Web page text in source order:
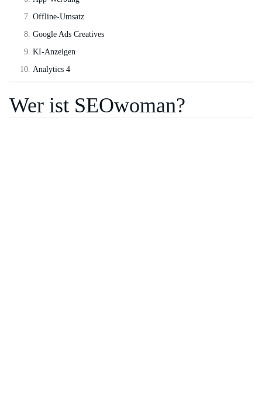
Offline-Umsatz
Google Ads Creatives
KI-Anzeigen
Analytics 4
Wer ist SEOwoman?